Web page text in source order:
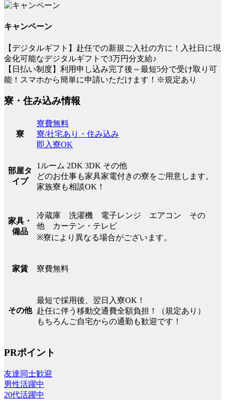
キャンペーン
【デジタルギフト】赴任での新規ご入社の方に！入社日に現
金化可能なデジタルギフトで3万円分支給♪
【日払い制度】利用申し込み完了後～最短5分で受け取り可
能！スマホから簡単に申請いただけます！※規定あり
寮・住み込み情報
寮
寮費無料
寮/社宅あり・住み込み
即入寮OK
部屋タ
イプ
1ルーム 2DK 3DK その他
どのお仕事も家具家電付きの寮をご用意します。
家族寮も相談OK！
家具・
備品
冷蔵庫 洗濯機 電子レンジ エアコン その
他 カーテン・テレビ
※寮により異なる場合がございます。
家賃 寮費無料
その他
最短で採用後、翌日入寮OK！
赴任に伴う移動交通費全額負担！（規定あり）
もちろんご自宅からの通勤も歓迎です！
PRポイント
友達同士歓迎
男性活躍中
20代活躍中